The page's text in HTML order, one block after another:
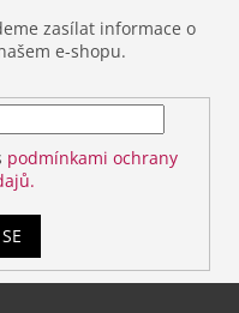
zasílat informace o
e-shopu.
podmínkami ochrany